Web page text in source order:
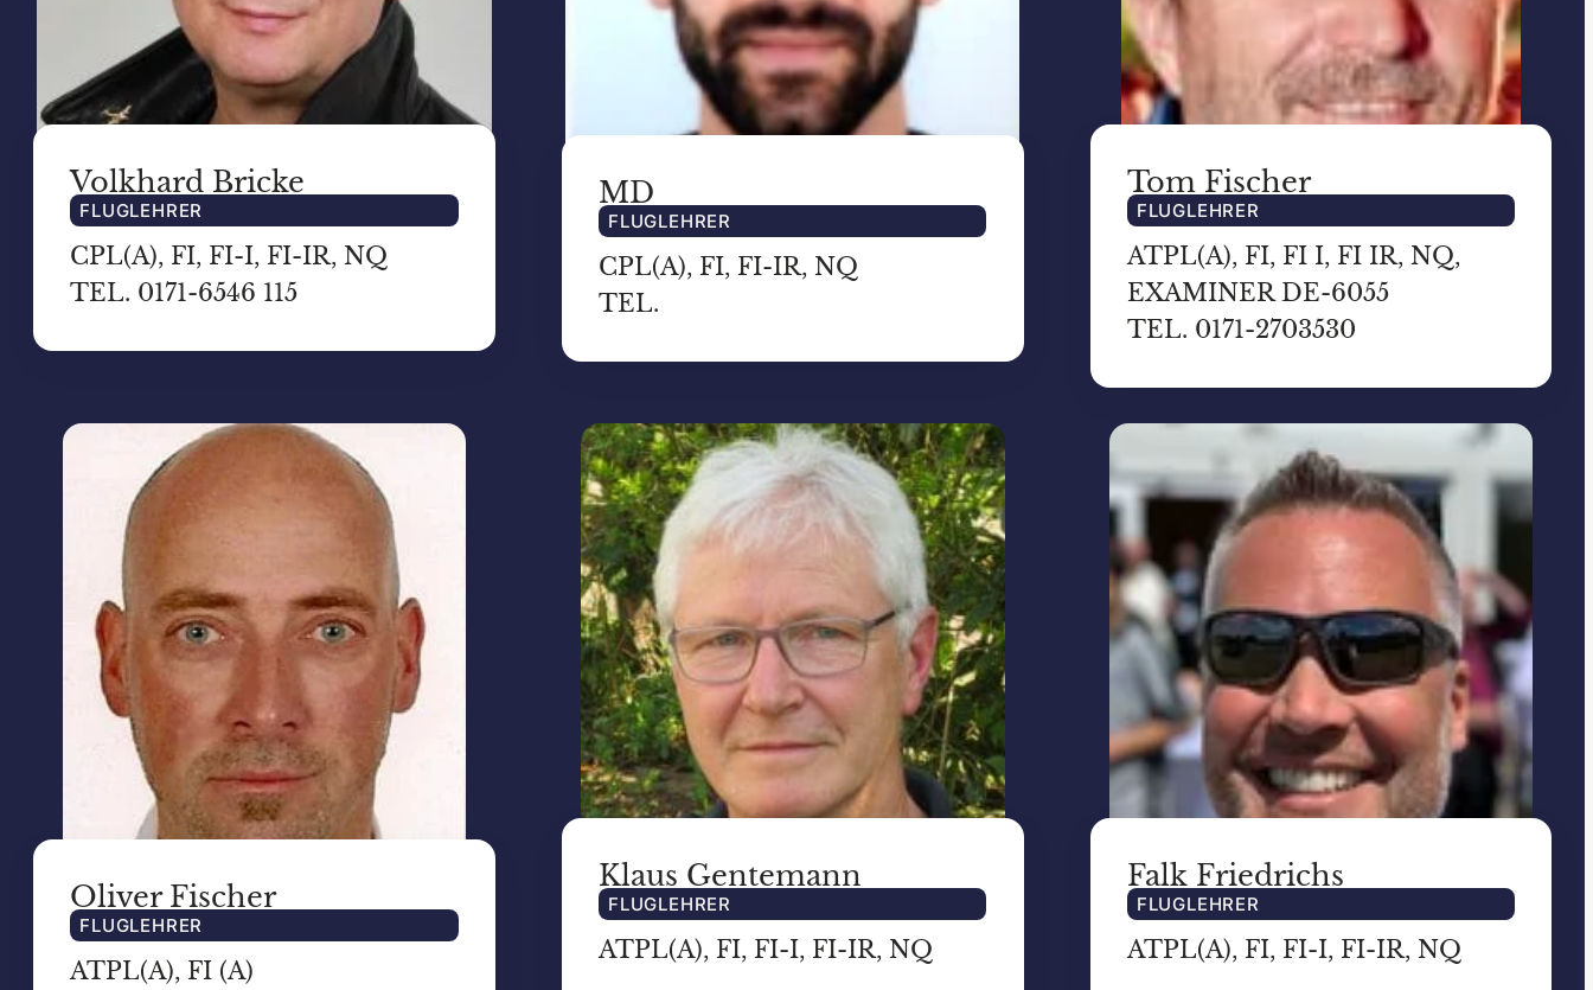
Volkhard Bricke
FLUGLEHRER
CPL(A), FI, FI-I, FI-IR, NQ
TEL. 0171-6546 115
MD
FLUGLEHRER
CPL(A), FI, FI-IR, NQ
TEL.
Tom Fischer
FLUGLEHRER
ATPL(A), FI, FI I, FI IR, NQ,
EXAMINER DE-6055
TEL. 0171-2703530
Oliver Fischer
FLUGLEHRER
ATPL(A), FI (A)
Klaus Gentemann
FLUGLEHRER
ATPL(A), FI, FI-I, FI-IR, NQ
Falk Friedrichs
FLUGLEHRER
ATPL(A), FI, FI-I, FI-IR, NQ